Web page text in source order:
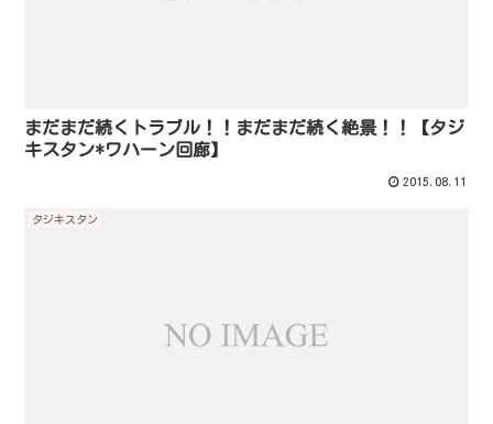
まだまだ続くトラブル！！まだまだ続く絶景！！【タジ
キスタン*ワハーン回廊】
2015.08.11
タジキスタン